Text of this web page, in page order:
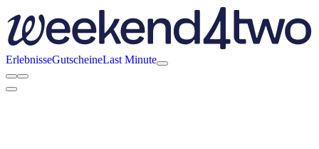
ErlebnisseGutscheineLast Minute